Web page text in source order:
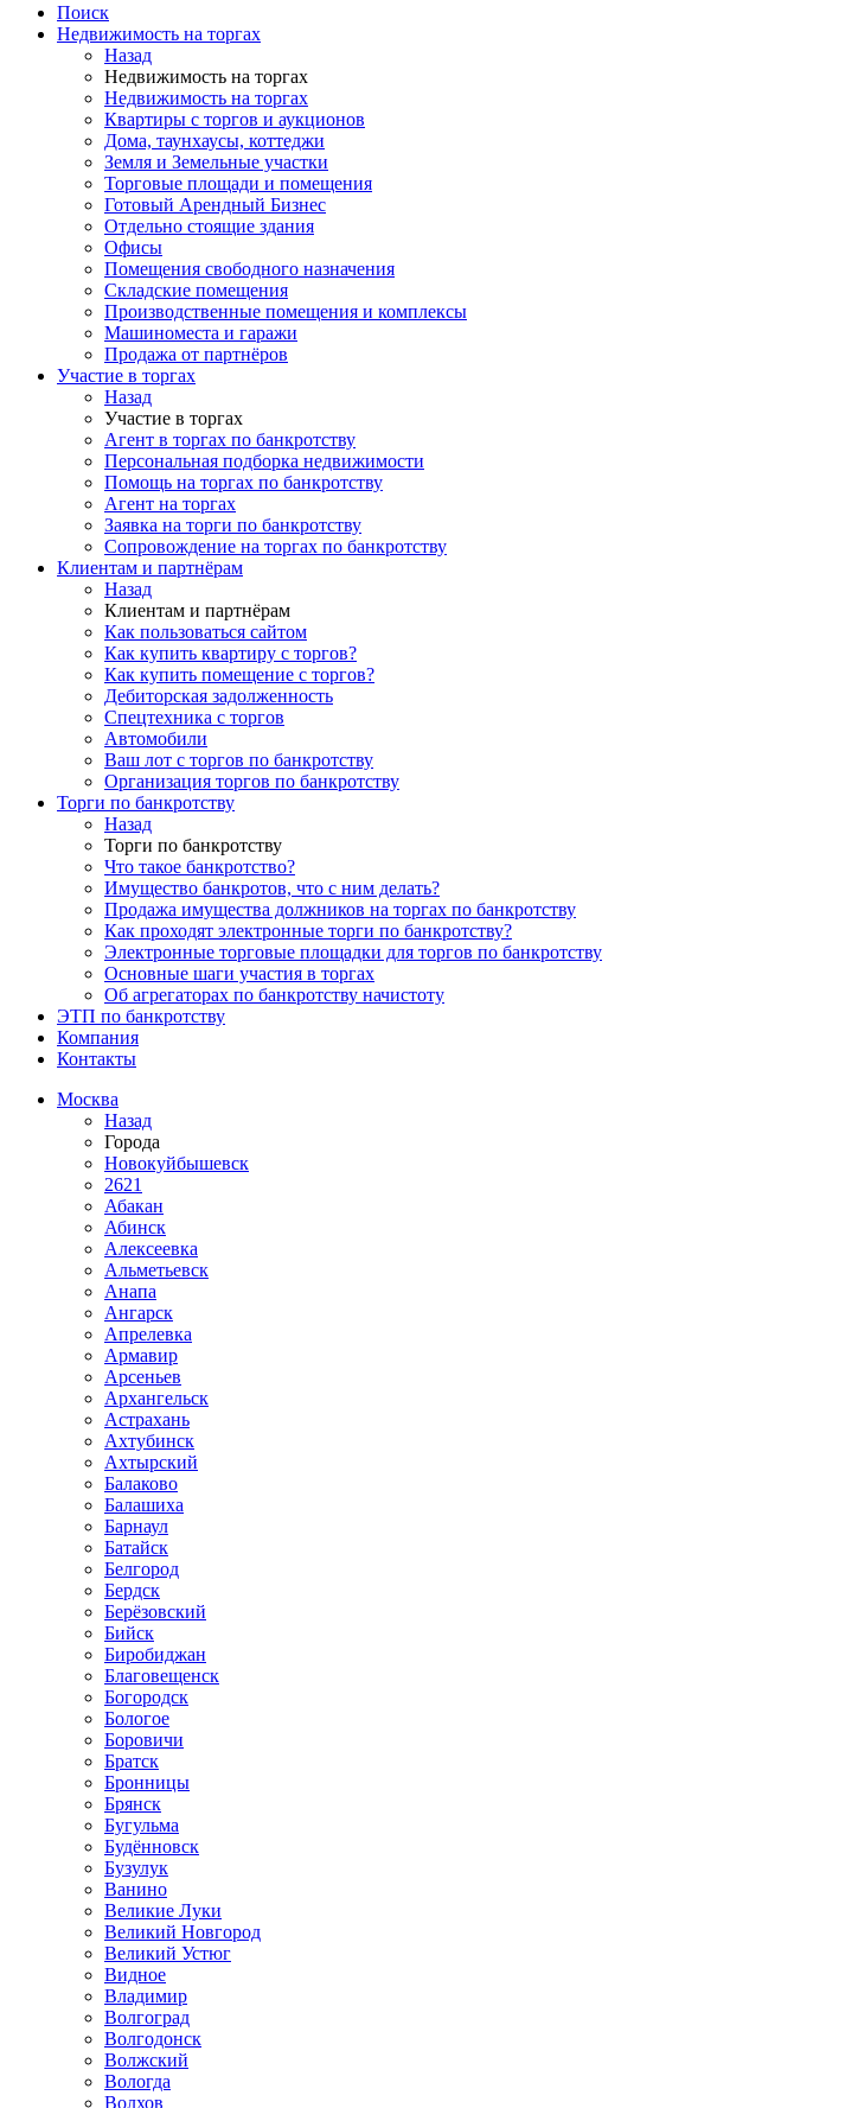
Поиск
Недвижимость на торгах
Назад
Недвижимость на торгах
Недвижимость на торгах
Квартиры с торгов и аукционов
Дома, таунхаусы, коттеджи
Земля и Земельные участки
Торговые площади и помещения
Готовый Арендный Бизнес
Отдельно стоящие здания
Офисы
Помещения свободного назначения
Складские помещения
Производственные помещения и комплексы
Машиноместа и гаражи
Продажа от партнёров
Участие в торгах
Назад
Участие в торгах
Агент в торгах по банкротству
Персональная подборка недвижимости
Помощь на торгах по банкротству
Агент на торгах
Заявка на торги по банкротству
Сопровождение на торгах по банкротству
Клиентам и партнёрам
Назад
Клиентам и партнёрам
Как пользоваться сайтом
Как купить квартиру с торгов?
Как купить помещение с торгов?
Дебиторская задолженность
Спецтехника с торгов
Автомобили
Ваш лот с торгов по банкротству
Организация торгов по банкротству
Торги по банкротству
Назад
Торги по банкротству
Что такое банкротство?
Имущество банкротов, что с ним делать?
Продажа имущества должников на торгах по банкротству
Как проходят электронные торги по банкротству?
Электронные торговые площадки для торгов по банкротству
Основные шаги участия в торгах
Об агрегаторах по банкротству начистоту
ЭТП по банкротству
Компания
Контакты
Москва
Назад
Города
Новокуйбышевск
2621
Абакан
Абинск
Алексеевка
Альметьевск
Анапа
Ангарск
Апрелевка
Армавир
Арсеньев
Архангельск
Астрахань
Ахтубинск
Ахтырский
Балаково
Балашиха
Барнаул
Батайск
Белгород
Бердск
Берёзовский
Бийск
Биробиджан
Благовещенск
Богородск
Бологое
Боровичи
Братск
Бронницы
Брянск
Бугульма
Будённовск
Бузулук
Ванино
Великие Луки
Великий Новгород
Великий Устюг
Видное
Владимир
Волгоград
Волгодонск
Волжский
Вологда
Волхов